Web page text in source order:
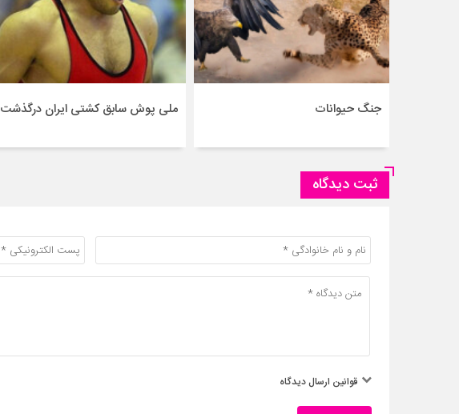
جنگ حیوانات ملی پوش سابق کشتی ایران درگذشت
ثبت دیدگاه
قوانین ارسال دیدگاه